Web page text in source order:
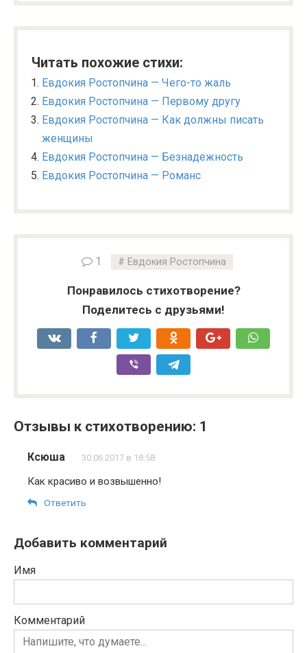
Читать похожие стихи:
Евдокия Ростопчина — Чего-то жаль
Евдокия Ростопчина — Первому другу
Евдокия Ростопчина — Как должны писать
женщины
Евдокия Ростопчина — Безнадежность
Евдокия Ростопчина — Романс
1 Евдокия Ростопчина
Понравилось стихотворение?
Поделитесь с друзьями!
Отзывы к стихотворению: 1
Ксюша 30.06.2017 в 18:58
Как красиво и возвышенно!
Ответить
Добавить комментарий
Имя
Комментарий